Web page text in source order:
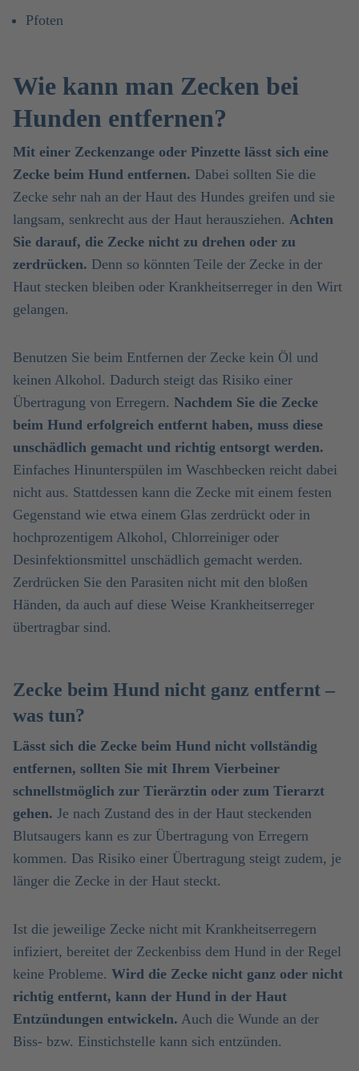
Pfoten
Wie kann man Zecken bei
Hunden entfernen?
Mit einer Zeckenzange oder Pinzette lässt sich eine
Zecke beim Hund entfernen. Dabei sollten Sie die
Zecke sehr nah an der Haut des Hundes greifen und sie
langsam, senkrecht aus der Haut herausziehen. Achten
Sie darauf, die Zecke nicht zu drehen oder zu
zerdrücken. Denn so könnten Teile der Zecke in der
Haut stecken bleiben oder Krankheitserreger in den Wirt
gelangen.
Benutzen Sie beim Entfernen der Zecke kein Öl und
keinen Alkohol. Dadurch steigt das Risiko einer
Übertragung von Erregern. Nachdem Sie die Zecke
beim Hund erfolgreich entfernt haben, muss diese
unschädlich gemacht und richtig entsorgt werden.
Einfaches Hinunterspülen im Waschbecken reicht dabei
nicht aus. Stattdessen kann die Zecke mit einem festen
Gegenstand wie etwa einem Glas zerdrückt oder in
hochprozentigem Alkohol, Chlorreiniger oder
Desinfektionsmittel unschädlich gemacht werden.
Zerdrücken Sie den Parasiten nicht mit den bloßen
Händen, da auch auf diese Weise Krankheitserreger
übertragbar sind.
Zecke beim Hund nicht ganz entfernt –
was tun?
Lässt sich die Zecke beim Hund nicht vollständig
entfernen, sollten Sie mit Ihrem Vierbeiner
schnellstmöglich zur Tierärztin oder zum Tierarzt
gehen. Je nach Zustand des in der Haut steckenden
Blutsaugers kann es zur Übertragung von Erregern
kommen. Das Risiko einer Übertragung steigt zudem, je
länger die Zecke in der Haut steckt.
Ist die jeweilige Zecke nicht mit Krankheitserregern
infiziert, bereitet der Zeckenbiss dem Hund in der Regel
keine Probleme. Wird die Zecke nicht ganz oder nicht
richtig entfernt, kann der Hund in der Haut
Entzündungen entwickeln. Auch die Wunde an der
Biss- bzw. Einstichstelle kann sich entzünden.